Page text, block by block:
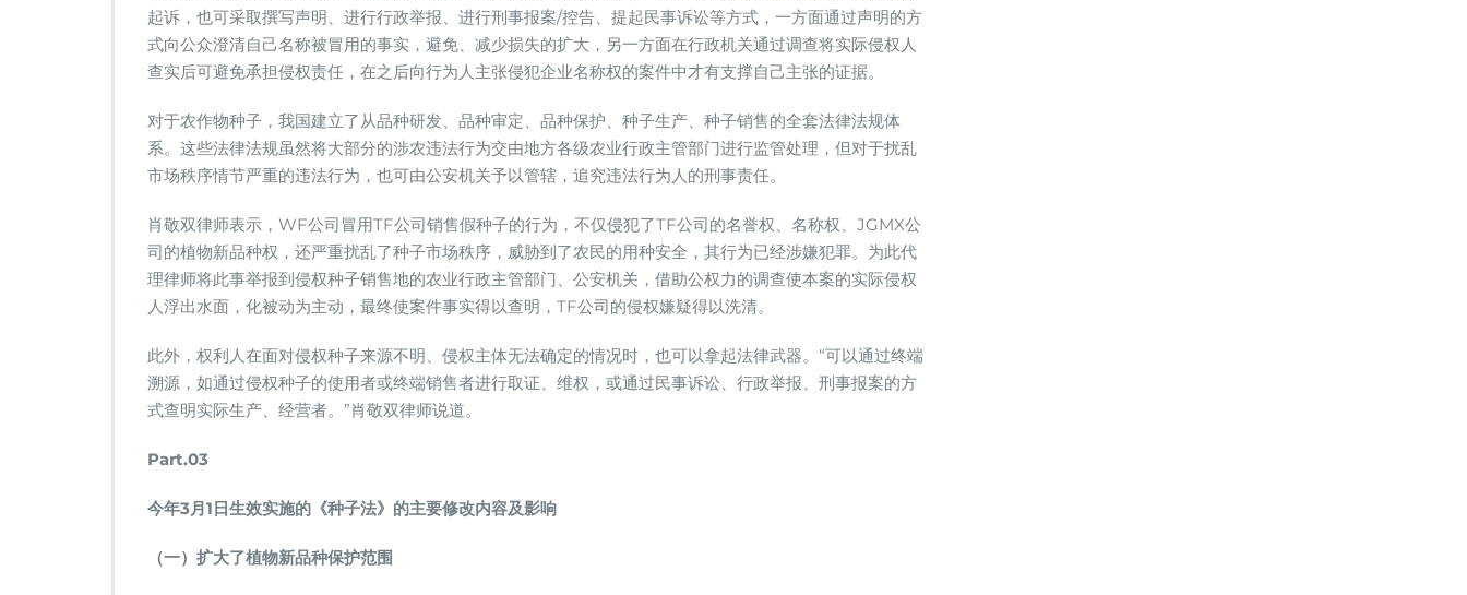
起诉，也可采取撰写声明、进行行政举报、进行刑事报案/控告、提起民事诉讼等方式，一方面通过声明的方
式向公众澄清自己名称被冒用的事实，避免、减少损失的扩大，另一方面在行政机关通过调查将实际侵权人
查实后可避免承担侵权责任，在之后向行为人主张侵犯企业名称权的案件中才有支撑自己主张的证据。
对于农作物种子，我国建立了从品种研发、品种审定、品种保护、种子生产、种子销售的全套法律法规体
系。这些法律法规虽然将大部分的涉农违法行为交由地方各级农业行政主管部门进行监管处理，但对于扰乱
市场秩序情节严重的违法行为，也可由公安机关予以管辖，追究违法行为人的刑事责任。
肖敬双律师表示，WF公司冒用TF公司销售假种子的行为，不仅侵犯了TF公司的名誉权、名称权、JGMX公
司的植物新品种权，还严重扰乱了种子市场秩序，威胁到了农民的用种安全，其行为已经涉嫌犯罪。为此代
理律师将此事举报到侵权种子销售地的农业行政主管部门、公安机关，借助公权力的调查使本案的实际侵权
人浮出水面，化被动为主动，最终使案件事实得以查明，TF公司的侵权嫌疑得以洗清。
此外，权利人在面对侵权种子来源不明、侵权主体无法确定的情况时，也可以拿起法律武器。“可以通过终端
溯源，如通过侵权种子的使用者或终端销售者进行取证、维权，或通过民事诉讼、行政举报、刑事报案的方
式查明实际生产、经营者。”肖敬双律师说道。
Part.03
今年3月1日生效实施的《种子法》的主要修改内容及影响
（一）扩大了植物新品种保护范围